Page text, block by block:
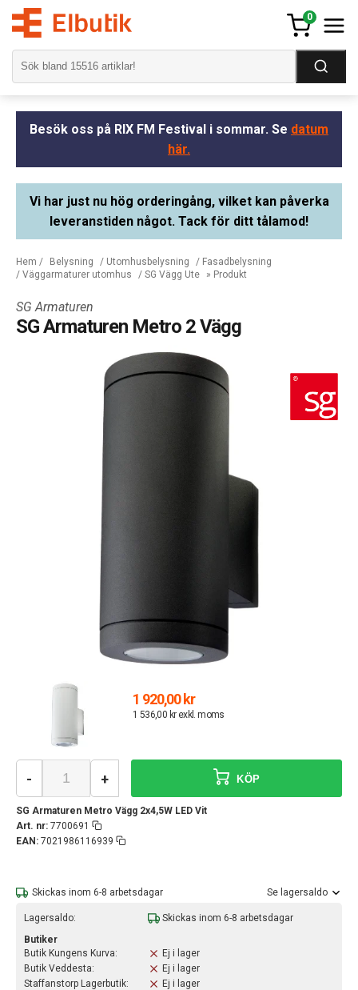
0
Besök oss på RIX FM Festival i sommar. Se datum
här.
Vi har just nu hög orderingång, vilket kan påverka
leveranstiden något. Tack för ditt tålamod!
Hem / Belysning / Utomhusbelysning / Fasadbelysning
/ Väggarmaturer utomhus / SG Vägg Ute » Produkt
SG Armaturen
SG Armaturen Metro 2 Vägg
1 920,00 kr
1 536,00 kr exkl. moms
SG Armaturen Metro Vägg 2x4,5W LED Vit
Art. nr: 7700691
EAN: 7021986116939
- + KÖP
Skickas inom 6-8 arbetsdagar Se lagersaldo
Lagersaldo:
Skickas inom 6-8 arbetsdagar
Butiker
Butik Kungens Kurva:
Ej i lager
Butik Veddesta:
Ej i lager
Staffanstorp Lagerbutik:
Ej i lager